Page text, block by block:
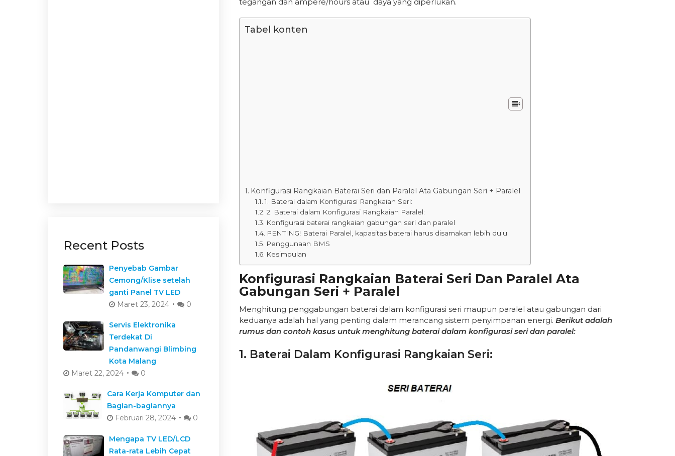
Tabel konten
Konfigurasi Rangkaian Baterai Seri dan Paralel Ata Gabungan Seri + Paralel
1. Baterai dalam Konfigurasi Rangkaian Seri:
2. Baterai dalam Konfigurasi Rangkaian Paralel:
Konfigurasi baterai rangkaian gabungan seri dan paralel
PENTING! Baterai Paralel, kapasitas baterai harus disamakan lebih dulu.
Penggunaan BMS
Kesimpulan
Konfigurasi Rangkaian Baterai Seri Dan Paralel Ata
Gabungan Seri + Paralel
Menghitung penggabungan baterai dalam konfigurasi seri maupun paralel atau gabungan dari
keduanya adalah hal yang penting dalam merancang sistem penyimpanan energi. Berikut adalah
rumus dan contoh kasus untuk menghitung baterai dalam konfigurasi seri dan paralel:
1. Baterai Dalam Konfigurasi Rangkaian Seri:
Recent Posts
Penyebab Gambar
Cemong/Klise setelah
ganti Panel TV LED
Maret 23, 2024
0
Servis Elektronika
Terdekat Di
Pandanwangi Blimbing
Kota Malang
Maret 22, 2024
0
Cara Kerja Komputer dan
Bagian-bagiannya
Februari 28, 2024
0
Mengapa TV LED/LCD
Rata-rata Lebih Cepat